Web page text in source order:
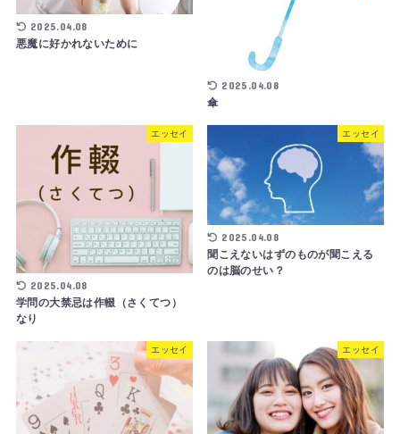
2025.04.08
悪魔に好かれないために
2025.04.08
傘
エッセイ
2025.04.08
学問の大禁忌は作輟（さくてつ）
なり
エッセイ
2025.04.08
聞こえないはずのものが聞こえる
のは脳のせい？
エッセイ エッセイ